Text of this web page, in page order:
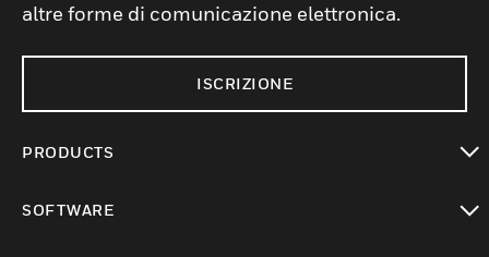
altre forme di comunicazione elettronica.
ISCRIZIONE
PRODUCTS
SOFTWARE